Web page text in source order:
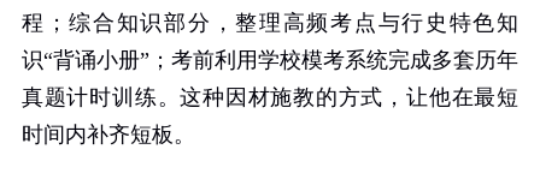
程；综合知识部分，整理高频考点与行史特色知
识“背诵小册”；考前利用学校模考系统完成多套历年
真题计时训练。这种因材施教的方式，让他在最短
时间内补齐短板。